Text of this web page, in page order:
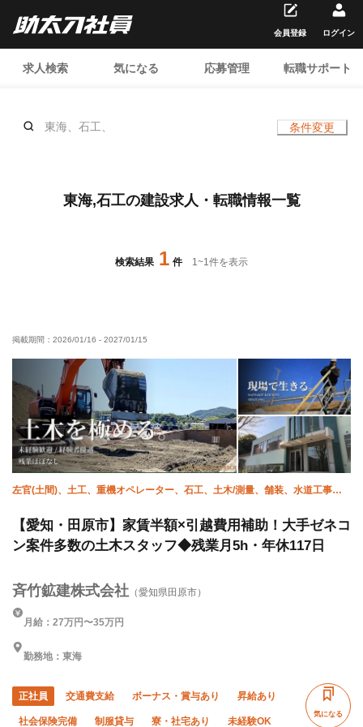
求人検索 気になる 応募管理 転職サポート
会員登録 ログイン
東海、石工、 条件変更
東海,石工の建設求人・転職情報一覧
検索結果 1 件 1~1件を表示
掲載期間： 2026/01/16 - 2027/01/15
左官(土間)、土工、重機オペレーター、石工、土木/測量、舗装、水道工事、
【愛知・田原市】家賃半額×引越費用補助！大手ゼネコ
ン案件多数の土木スタッフ◆残業月5h・年休117日
斉竹鉱建株式会社 （愛知県田原市）
月給：27万円〜35万円
勤務地：東海
正社員 交通費支給 ボーナス・賞与あり 昇給あり
社会保険完備 制服貸与 寮・社宅あり 未経験OK
気になる